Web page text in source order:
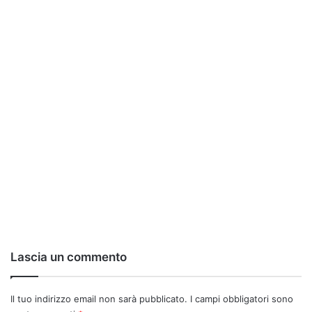
Lascia un commento
Il tuo indirizzo email non sarà pubblicato. I campi obbligatori sono